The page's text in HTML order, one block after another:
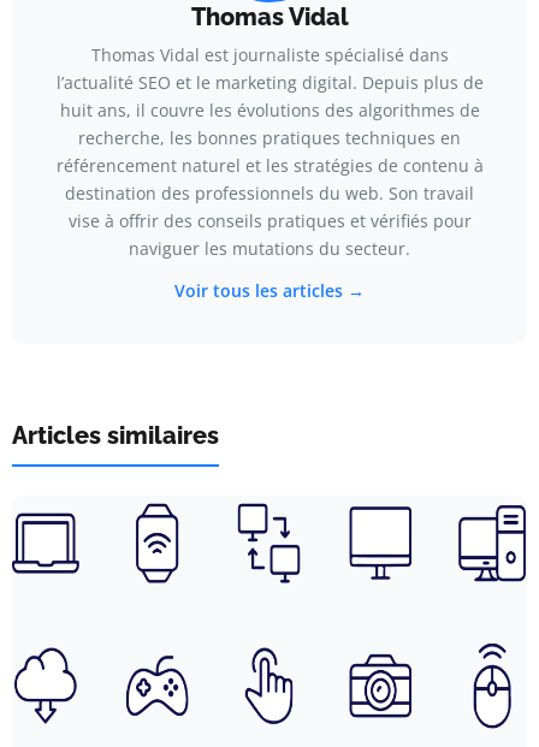
Thomas Vidal
Thomas Vidal est journaliste spécialisé dans
l’actualité SEO et le marketing digital. Depuis plus de
huit ans, il couvre les évolutions des algorithmes de
recherche, les bonnes pratiques techniques en
référencement naturel et les stratégies de contenu à
destination des professionnels du web. Son travail
vise à offrir des conseils pratiques et vérifiés pour
naviguer les mutations du secteur.
Voir tous les articles →
Articles similaires